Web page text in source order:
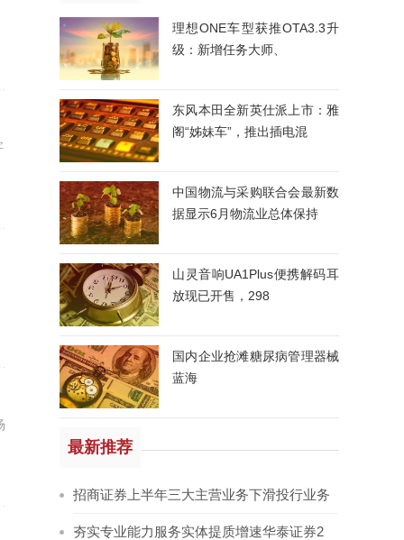
理想ONE车型获推OTA3.3升
级：新增任务大师、
东风本田全新英仕派上市：雅
阁“姊妹车”，推出插电混
中国物流与采购联合会最新数
据显示6月物流业总体保持
山灵音响UA1Plus便携解码耳
放现已开售，298
国内企业抢滩糖尿病管理器械
蓝海
最新推荐
招商证券上半年三大主营业务下滑投行业务
夯实专业能力服务实体提质增速华泰证券2